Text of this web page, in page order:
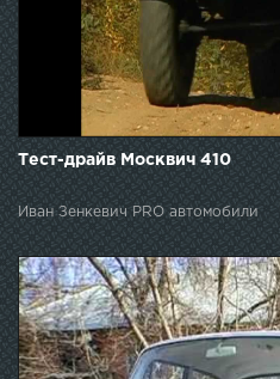
Тест-драйв Москвич 410
Иван Зенкевич PRO автомобили